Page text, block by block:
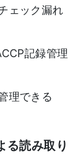
ェック漏れ
記録管理
理できる
る読み取り